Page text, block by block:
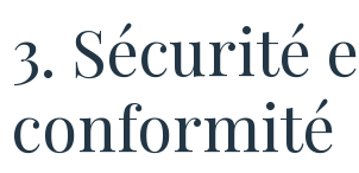
3. Sécurité
conformité